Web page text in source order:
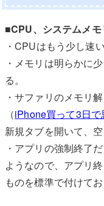
■CPU、システムメモ
・CPUはもう少し速
・メモリは明らかに
る。
・サファリのメモリ
（iPhone買って3日
新規タブを開いて、
・アプリの強制終了
ようなので、アプリ
ものを標準で付けて